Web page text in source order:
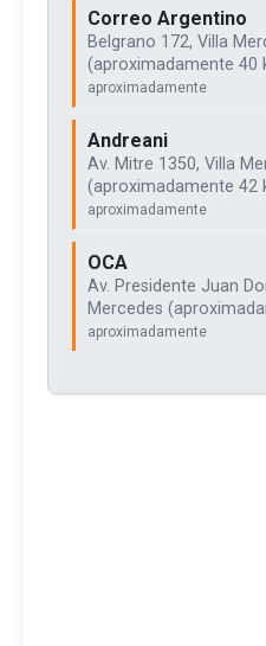
Correo Argentino
Belgrano 172, Villa
(aproximadamente 40
aproximadamente
Andreani
Av. Mitre 1350, Villa
(aproximadamente 42
aproximadamente
OCA
Av. Presidente Juan
Mercedes
aproximadamente